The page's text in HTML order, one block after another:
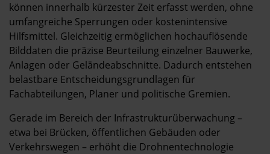
können innerhalb kürzester Zeit erfasst werden, ohne
umfangreiche Sperrungen oder kostenintensive
Hilfsmittel. Gleichzeitig ermöglichen hochauflösende
Bilddaten die präzise Beurteilung einzelner Bauwerke,
Anlagen oder Geländeabschnitte. Dadurch entstehen
belastbare Entscheidungsgrundlagen für
Fachabteilungen, Planer und politische Gremien.
Gerade im Bereich der Infrastrukturüberwachung –
etwa bei Brücken, öffentlichen Gebäuden oder
Verkehrswegen – erhöht die Drohnentechnologie